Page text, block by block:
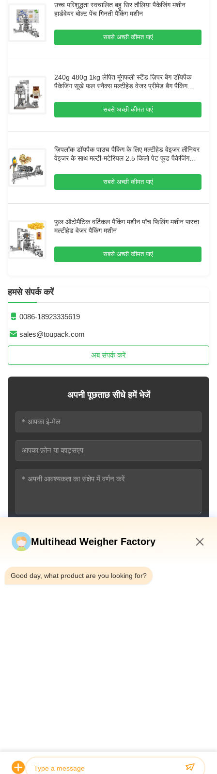
उच्च परिशुद्धता स्वचालित बहु सिर तौलिया पैकेजिंग मशीन
हार्डवेयर बोल्ट पेंच गिनती पैकिंग मशीन
सबसे अच्छी कीमत पाएं
240g 480g 1kg लेपित मूंगफली स्टैंड ज़िपर बैग डॉयपैक
पैकेजिंग सूखे फल स्नैक्स मल्टीहेड वेजर प्रीमेड बैग पैकिंग
सबसे अच्छी कीमत पाएं
ज़िपलॉक डॉयपैक पाउच पैकिंग के लिए मल्टीहेड वेइजर लीनियर
वेइजर के साथ मल्टी-मटेरियल 2.5 किलो पेट फूड पैकेजिंग
सबसे अच्छी कीमत पाएं
फुल ऑटोमैटिक वर्टिकल पैकिंग मशीन पॉच फिलिंग मशीन पास्ता
मल्टीहेड वेजर पैकिंग मशीन
सबसे अच्छी कीमत पाएं
हमसे संपर्क करें
0086-18923335619
sales@toupack.com
अब संपर्क करें
अपनी पूछताछ सीधे हमें भेजें
गोपनीयता नीतिचीन अच्छी गुणवत्ता मल्टीहेड वजनी आपूर्तिकर्ता. कॉपीराइट © 2020-2026
GUANGDONG TOUPACK INTELLIGENT EQUIPMENT CO., LTD . सर्वाधिकार
Multihead Weigher Factory
Good day, what product are you looking for?